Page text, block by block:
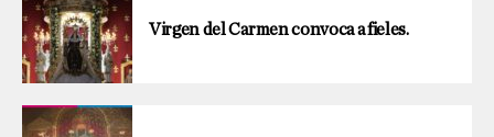
Virgen del Carmen convoca a fieles.